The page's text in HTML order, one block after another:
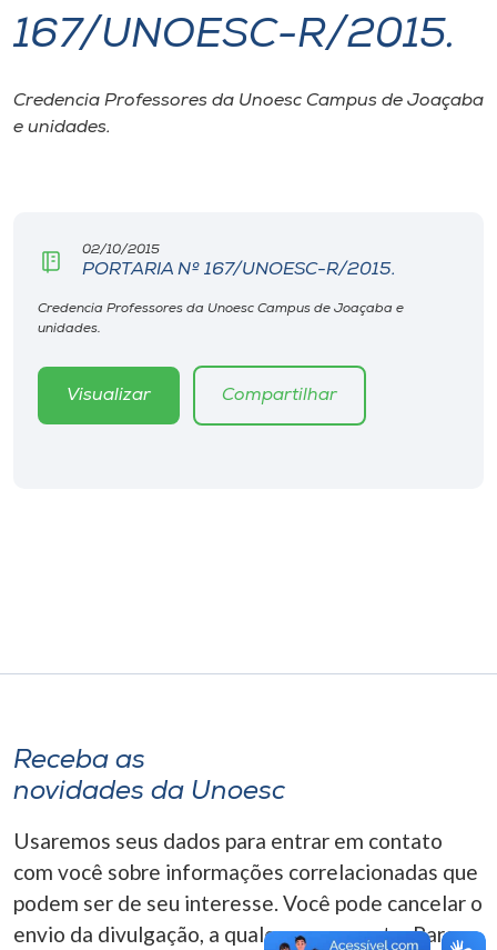
I.nova
Diplomados
CPA
Biblioteca
Editora
A-
167/UNOESC-R/2015.
Credencia Professores da Unoesc Campus de Joaçaba
e unidades.
02/10/2015
PORTARIA Nº 167/UNOESC-R/2015.
Credencia Professores da Unoesc Campus de Joaçaba e
unidades.
Visualizar Compartilhar
Receba as
novidades da Unoesc
Usaremos seus dados para entrar em contato
com você sobre informações correlacionadas que
podem ser de seu interesse. Você pode cancelar o
envio da divulgação, a qualquer momento. Para